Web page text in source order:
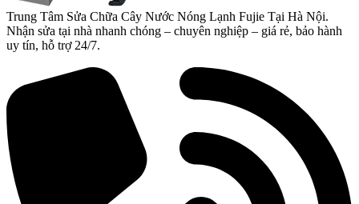
Trung Tâm Sửa Chữa Cây Nước Nóng Lạnh Fujie Tại Hà Nội.
Nhận sửa tại nhà nhanh chóng – chuyên nghiệp – giá rẻ, bảo hành
uy tín, hỗ trợ 24/7.